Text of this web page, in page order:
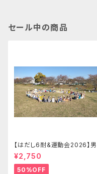
セール中の商品
【はだし6耐&運動会2026】
ソロの部 はだし6耐＋運動会
ントリー【2026.09.26(土)】
¥2,750
50%OFF